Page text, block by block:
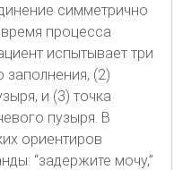
симметрично
процесса
испытывает три
(2)
и (3) точка
пузыря. В
ориентиров
“задержите мочу,”